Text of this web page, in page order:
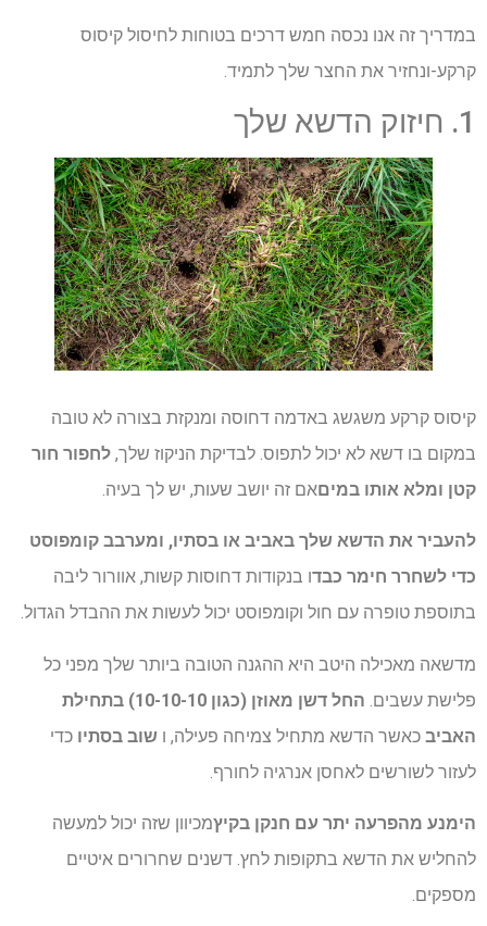
במדריך זה אנו נכסה חמש דרכים בטוחות לחיסול קיסוס
קרקע-ונחזיר את החצר שלך לתמיד.
1. חיזוק הדשא שלך
קיסוס קרקע משגשג באדמה דחוסה ומנקזת בצורה לא טובה
במקום בו דשא לא יכול לתפוס. לבדיקת הניקוז שלך, לחפור חור
קטן ומלא אותו במיםאם זה יושב שעות, יש לך בעיה.
להעביר את הדשא שלך באביב או בסתיו, ומערבב קומפוסט
כדי לשחרר חימר כבדו בנקודות דחוסות קשות, אוורור ליבה
בתוספת טופרה עם חול וקומפוסט יכול לעשות את ההבדל הגדול.
מדשאה מאכילה היטב היא ההגנה הטובה ביותר שלך מפני כל
פלישת עשבים.
החל דשן מאוזן (כגון 10-10-10) בתחילת
האביב כאשר הדשא מתחיל צמיחה פעילה, ו שוב בסתיו כדי
לעזור לשורשים לאחסן אנרגיה לחורף.
הימנע מהפרעה יתר עם חנקן בקיץמכיוון שזה יכול למעשה
להחליש את הדשא בתקופות לחץ. דשנים שחרורים איטיים
מספקים.